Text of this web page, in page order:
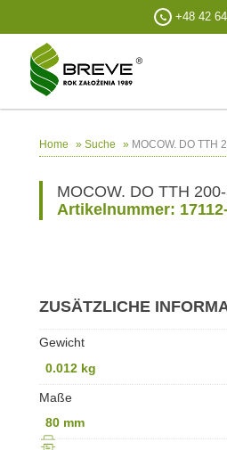
+48 42
Home » Suche » MOCOW. DO TTH
MOCOW. DO TTH 200-
Artikelnummer:
ZUSÄTZLICHE
Gewicht
0.012 kg
Maße
80 mm